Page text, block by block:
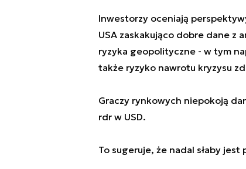
Inwestorzy oceniają
USA zaskakująco dobre dane z
ryzyka geopolityczne - w tym
także ryzyko nawrotu kryzysu
Graczy rynkowych niepokoją
rdr w USD.
To sugeruje, że nadal słaby